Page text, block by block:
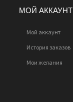
МОЙ АККАУНТ
Мой аккаунт
История заказов
Мои желания